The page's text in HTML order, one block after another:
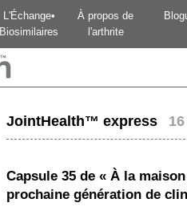
L'Échange•
Biosimilaires
À propos de
l'arthrite
JointHealth™ express
Capsule 35 de « À la
prochaine génération de